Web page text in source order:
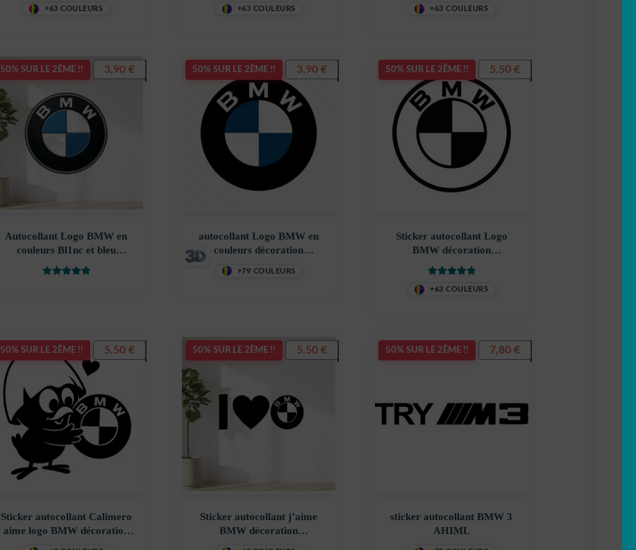
decostickerstore – SF0MMA
+63 COULEURS +63 COULEURS +63 COULEURS
50% SUR LE 2ÈME !!
Autocollant Logo BMW en
couleurs Bl1nc et bleu
décoration decostickerstore –
TWGABD
3,90 € 50% SUR LE 2ÈME !!
autocollant Logo BMW en
couleurs décoration
decostickerstore – OOK3DT
+79 COULEURS
3,90€ 50% SUR LE 2ÈME !!
Sticker autocollant Logo
BMW décoration
decostickerstore – MGYQUT
+63 COULEURS
5,50 €
50% SUR LE 2ÈME !!
Sticker autocollant Calimero
aime logo BMW décoration
decostickerstore – NEKIKP
5,50 € 50% SUR LE 2ÈME !!
Sticker autocollant j’aime
BMW décoration
decostickerstore – TKNRD7
5,50€ 50% SUR LE 2ÈME !!
sticker autocollant BMW 3
AHIML
7,80 €